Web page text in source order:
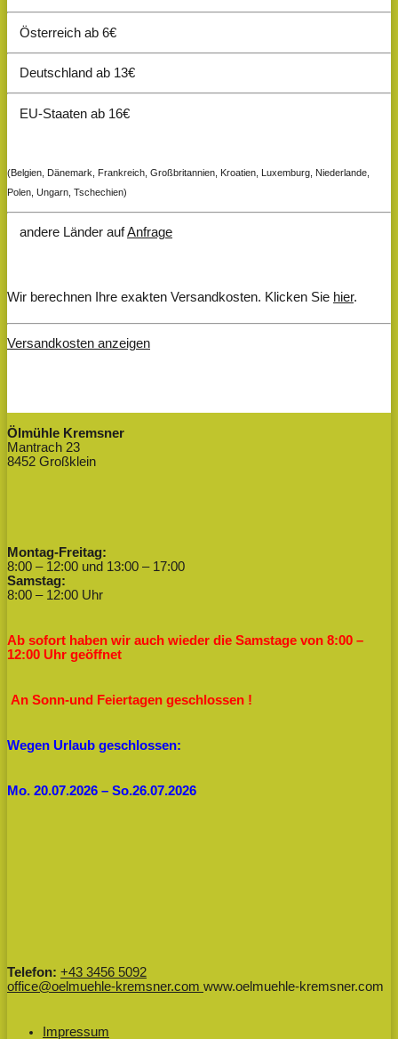
Österreich ab 6€
Deutschland ab 13€
EU-Staaten ab 16€
(Belgien, Dänemark, Frankreich, Großbritannien, Kroatien, Luxemburg, Niederlande,
Polen, Ungarn, Tschechien)
andere Länder aufAnfrage
Wir berechnen Ihre exakten Versandkosten. Klicken Sie hier.
Versandkosten anzeigen
Ölmühle Kremsner
Mantrach 23
8452 Großklein
Montag-Freitag:
8:00 – 12:00 und 13:00 – 17:00
Samstag:
8:00 – 12:00 Uhr
Ab sofort haben wir auch wieder die Samstage von 8:00 –
12:00 Uhr geöffnet
An Sonn-und Feiertagen geschlossen !
Wegen Urlaub geschlossen:
Mo. 20.07.2026 – So.26.07.2026
Telefon: +43 3456 5092
office@oelmuehle-kremsner.com www.oelmuehle-kremsner.com
Impressum